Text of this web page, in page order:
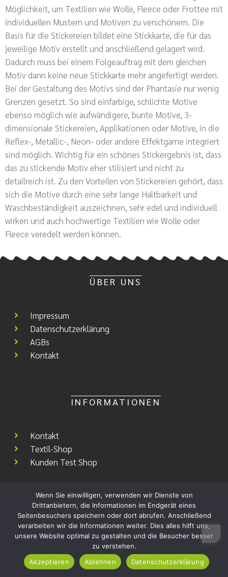
Möglichkeit, um Textilien wie Wolle, Fleece oder Frottee mit
individuellen Mustern und Motiven zu verschönern. Die
Basis für die Stickereien bildet eine Stickkarte, die für das
jeweilige Motiv erstellt und anschließend gelagert wird.
Dadurch muss bei einem Folgeauftrag mit dem gleichen
Motiv dann keine neue Stickkarte mehr angefertigt werden.
Bei der Gestaltung des Motivs sind der Phantasie nur wenig
Grenzen gesetzt. So sind einfarbige, schlichte Motive
ebenso möglich wie aufwändigere, bunte Motive, 3-
dimensionale Stickereien, Applikationen oder Motive, in die
Reflex-, Metallic-, Neon- oder andere Effektgarne integriert
sind möglich. Wichtig für ein schönes Stickergebnis ist, dass
das zu stickende Motiv eher stilisiert und nicht zu
detailreich ist. Zu den Vorteilen von Stickereien gehört, dass
sich die Motive durch eine sehr lange Haltbarkeit und
Waschbeständigkeit auszeichnen, sehr edel und individuell
wirken und auch hochwertige Textilien wie Wolle oder
Fleece veredelt werden können.
ÜBER UNS
Impressum
Datenschutzerklärung
AGBs
Kontakt
INFORMATIONEN
Kontakt
Textil-Shop
Kunden Test Shop
SOCIAL MEDIA
Wenn Sie einwilligen, verwenden wir Dienste von
Drittanbietern, die Informationen im Endgerät eines
Seitenbesuchers speichern oder dort abrufen. Anschließend
verarbeiten wir die Informationen weiter. Dies alles hilft uns,
unsere Website optimal zu gestalten und die Besucher besser
zu verstehen.
Akzeptieren
Ablehnen Datenschutzerklärung